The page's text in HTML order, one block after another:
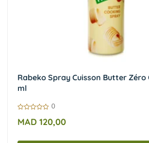
Rabeko Spray Cuisson Butter Zéro
ml
sur
5
0
MAD 120,00